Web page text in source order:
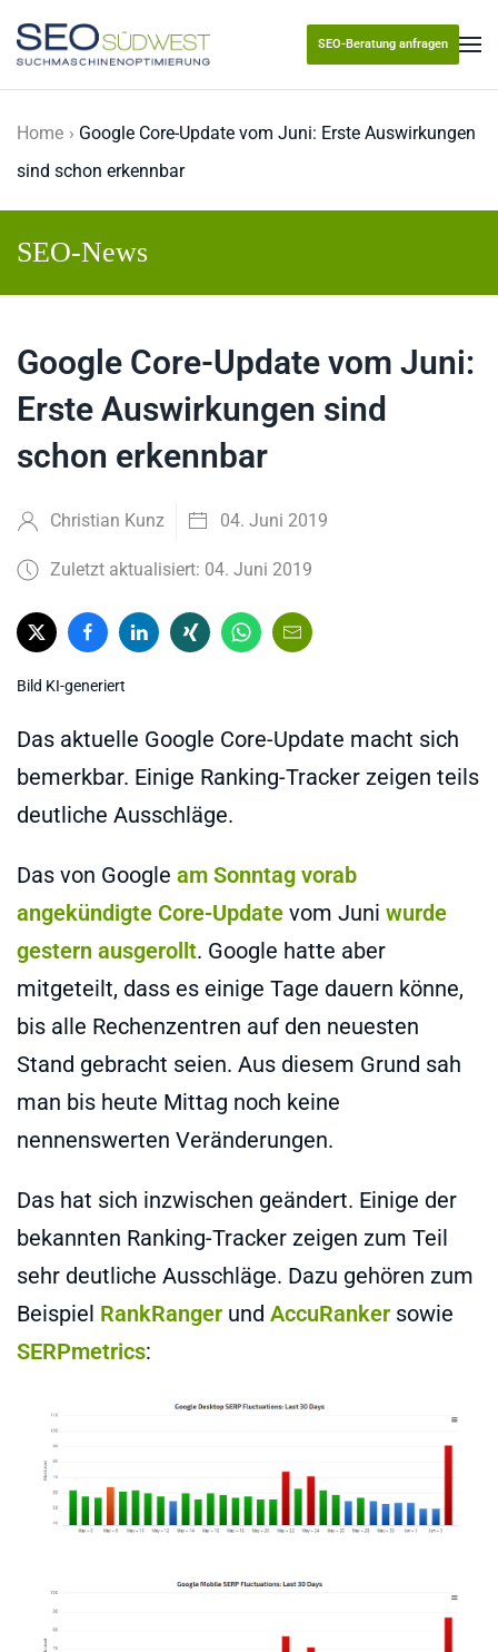
Skip to main content
SEO-Beratung anfragen
Home
Google Core-Update vom Juni: Erste Auswirkungen
sind schon erkennbar
SEO-News
Google Core-Update vom Juni:
Erste Auswirkungen sind
schon erkennbar
Christian Kunz 04. Juni 2019
Zuletzt aktualisiert: 04. Juni 2019
Bild KI-generiert
Das aktuelle Google Core-Update macht sich
bemerkbar. Einige Ranking-Tracker zeigen teils
deutliche Ausschläge.
Das von Google am Sonntag vorab
angekündigte Core-Update vom Juni wurde
gestern ausgerollt. Google hatte aber
mitgeteilt, dass es einige Tage dauern könne,
bis alle Rechenzentren auf den neuesten
Stand gebracht seien. Aus diesem Grund sah
man bis heute Mittag noch keine
nennenswerten Veränderungen.
Das hat sich inzwischen geändert. Einige der
bekannten Ranking-Tracker zeigen zum Teil
sehr deutliche Ausschläge. Dazu gehören zum
Beispiel RankRanger und AccuRanker sowie
SERPmetrics: